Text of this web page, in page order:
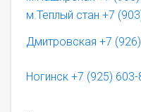
м.Теплый стан +7
Дмитровская +7
Ногинск +7 (925) 603-